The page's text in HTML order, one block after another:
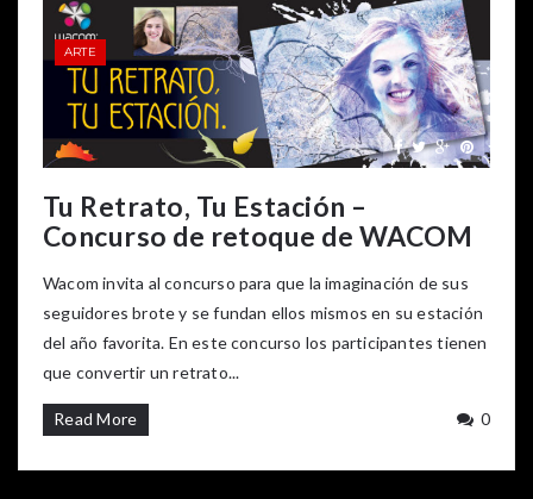
Tu Retrato, Tu Estación –
Concurso de retoque de WACOM
Wacom invita al concurso para que la imaginación de sus
seguidores brote y se fundan ellos mismos en su estación
del año favorita. En este concurso los participantes tienen
que convertir un retrato...
Read More 0
ARTE